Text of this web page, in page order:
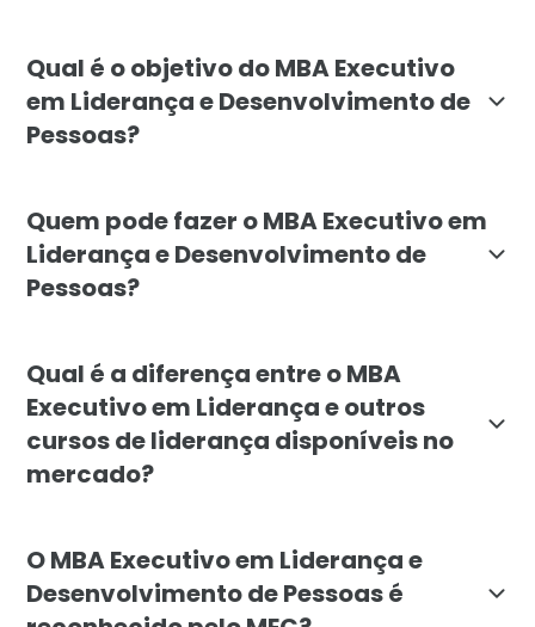
Qual é o objetivo do MBA Executivo
em Liderança e Desenvolvimento de
Pessoas?
Quem pode fazer o MBA Executivo em
Liderança e Desenvolvimento de
Pessoas?
Qual é a diferença entre o MBA
Executivo em Liderança e outros
cursos de liderança disponíveis no
mercado?
O MBA Executivo em Liderança e
Desenvolvimento de Pessoas é